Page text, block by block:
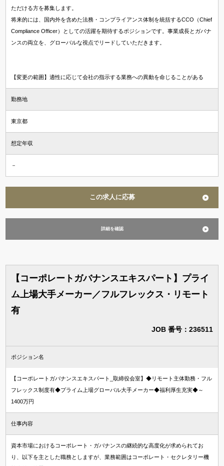
ただける方を募集します。
将来的には、国内外を含めた法務・コンプライアンス体制を統括するCCO（Chief
Compliance Officer）としての活躍を期待するポジションです。事業成長とガバナ
ンスの両立を、グローバルな視点でリードしていただきます。
【変更の範囲】適性に応じて会社の指示する業務への異動を命じることがある
勤務地
東京都
想定年収
－
この求人に応募
詳細を確認
【コーポレートガバナンスエキスパート】プライ
ム上場大手メーカー／フルフレックス・リモート
有
JOB 番号：236511
ポジション名
【コーポレートガバナンスエキスパート_取締役会室】◆リモート主体勤務・フル
フレックス制度有◆プライム上場グローバル大手メーカー◆福利厚生充実◆～
1400万円
仕事内容
資本市場におけるコーポレート・ガバナンスの継続的な高度化が求められてお
り、以下を主とした職務としますが、業務範囲はコーポレート・セクレタリー機